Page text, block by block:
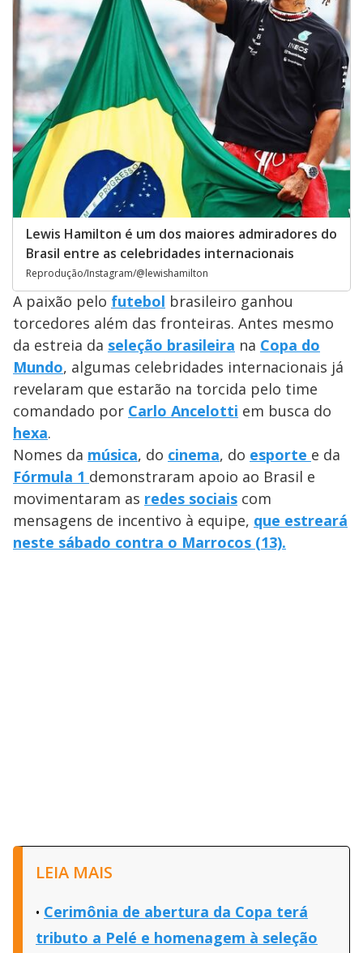
Lewis Hamilton é um dos maiores admiradores do
Brasil entre as celebridades internacionais
Reprodução/Instagram/@lewishamilton
A paixão pelo futebol brasileiro ganhou
torcedores além das fronteiras. Antes mesmo
da estreia da seleção brasileira na Copa do
Mundo, algumas celebridades internacionais já
revelaram que estarão na torcida pelo time
comandado por Carlo Ancelotti em busca do
hexa.
Nomes da música, do cinema, do esporte e da
Fórmula 1 demonstraram apoio ao Brasil e
movimentaram as redes sociais com
mensagens de incentivo à equipe, que estreará
neste sábado contra o Marrocos (13).
LEIA MAIS
Cerimônia de abertura da Copa terá
tributo a Pelé e homenagem à seleção